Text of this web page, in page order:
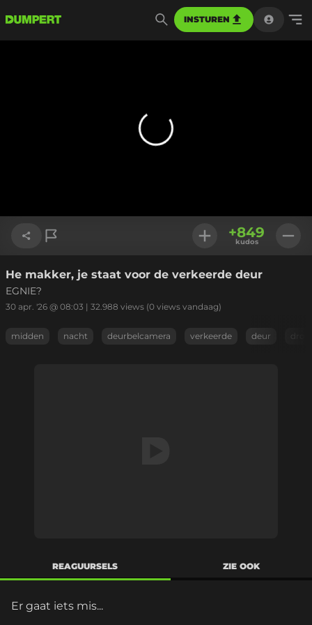
INSTUREN
Link kopiëren
+849
kudos
He makker, je staat voor de verkeerde deur
EGNIE?
30 apr. '26 @ 08:03 | 32.988 views (0 views vandaag)
midden nacht deurbelcamera verkeerde deur
REAGUURSELS ZIE OOK
Er gaat iets mis...